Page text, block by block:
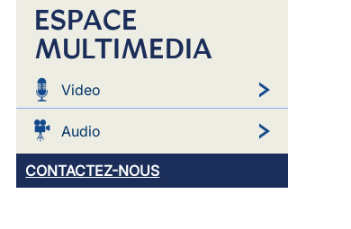
ESPACE
MULTIMEDIA
Video
Audio
CONTACTEZ-NOUS